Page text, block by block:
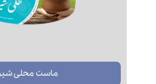
ماست محلی